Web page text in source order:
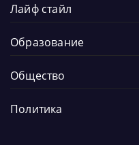
Лайф стайл
Образование
Общество
Политика